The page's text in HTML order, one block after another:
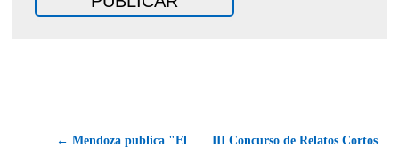
← Mendoza publica "El
III Concurso de Relatos Cortos